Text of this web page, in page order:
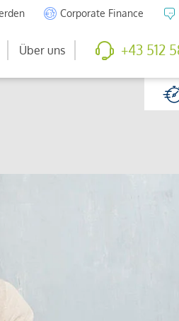
Corporate Finance
Über uns +43 512